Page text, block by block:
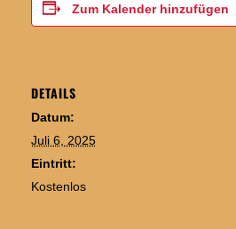
Zum Kalender hinzufügen
DETAILS
Datum:
Juli 6, 2025
Eintritt:
Kostenlos